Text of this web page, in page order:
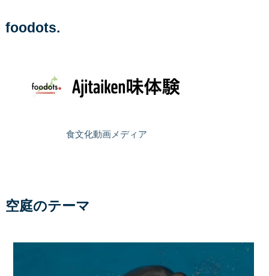
foodots.
食文化動画メディア
空庭のテーマ